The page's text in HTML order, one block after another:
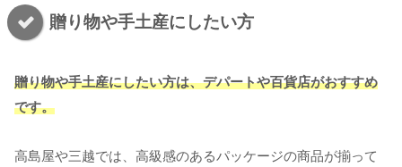
贈り物や手土産にしたい方
贈り物や手土産にしたい方は、デパートや百貨店がおすすめ
です。
高島屋や三越では、高級感のあるパッケージの商品が揃って